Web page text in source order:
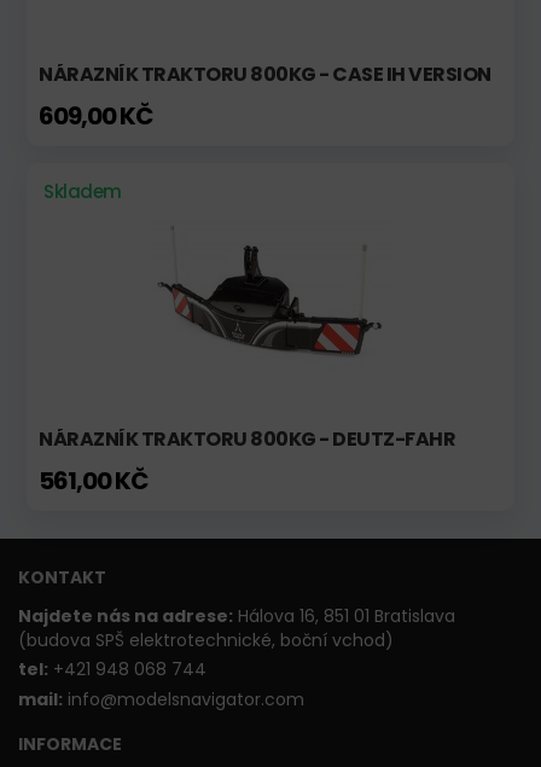
NÁRAZNÍK TRAKTORU 800KG - CASE IH VERSION
609,00 KČ
Skladem
NÁRAZNÍK TRAKTORU 800KG - DEUTZ-FAHR
561,00 KČ
KONTAKT
Najdete nás na adrese: Hálova 16, 851 01 Bratislava
(budova SPŠ elektrotechnické, boční vchod)
tel: +421 948 068 744
mail: info@modelsnavigator.com
INFORMACE